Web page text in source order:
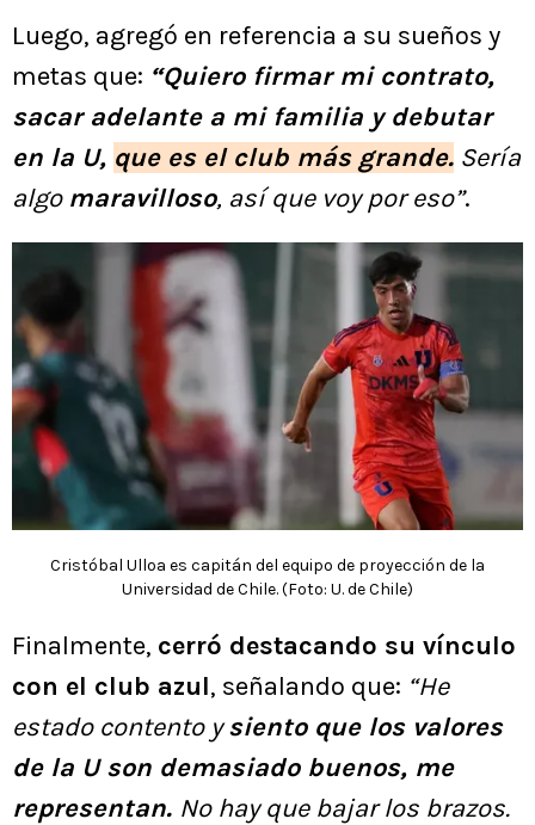
Luego, agregó en referencia a su sueños y
metas que: “Quiero firmar mi contrato,
sacar adelante a mi familia y debutar
en la U, que es el club más grande. Sería
algo maravilloso, así que voy por eso”.
Cristóbal Ulloa es capitán del equipo de proyección de la
Universidad de Chile. (Foto: U. de Chile)
Finalmente, cerró destacando su vínculo
con el club azul, señalando que: “He
estado contento ysiento que los valores
de la U son demasiado buenos, me
representan. No hay que bajar los brazos.